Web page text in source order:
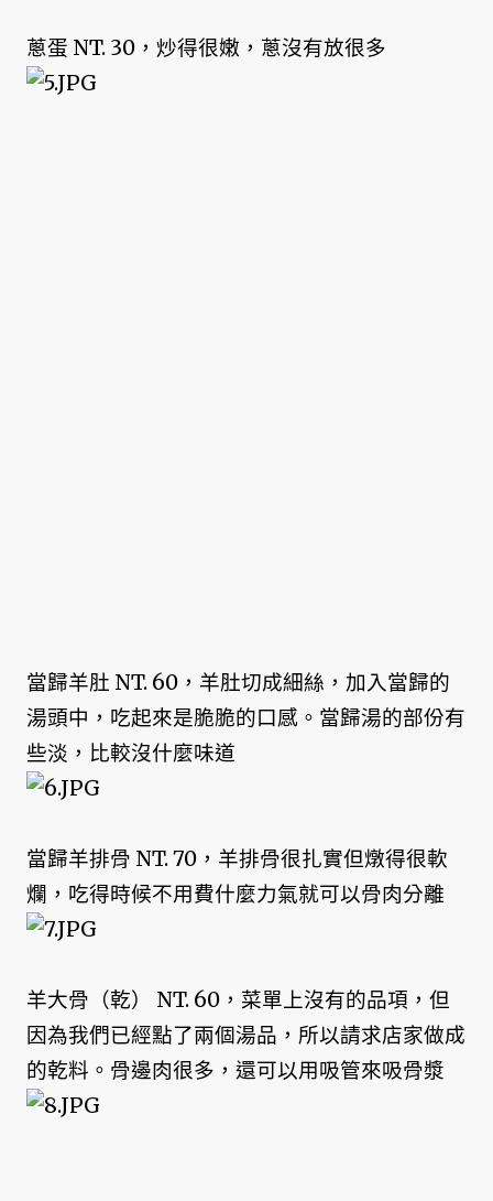
蔥蛋 NT. 30，炒得很嫩，蔥沒有放很多
當歸羊肚 NT. 60，羊肚切成細絲，加入當歸的
湯頭中，吃起來是脆脆的口感。當歸湯的部份有
些淡，比較沒什麼味道
當歸羊排骨 NT. 70，羊排骨很扎實但燉得很軟
爛，吃得時候不用費什麼力氣就可以骨肉分離
羊大骨（乾） NT. 60，菜單上沒有的品項，但
因為我們已經點了兩個湯品，所以請求店家做成
的乾料。骨邊肉很多，還可以用吸管來吸骨漿